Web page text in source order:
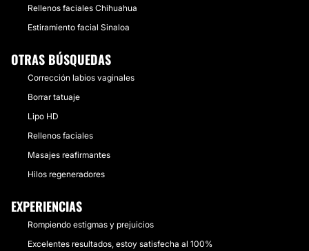
Rellenos faciales Chihuahua
Estiramiento facial Sinaloa
OTRAS BÚSQUEDAS
Corrección labios vaginales
Borrar tatuaje
Lipo HD
Rellenos faciales
Masajes reafirmantes
Hilos regeneradores
EXPERIENCIAS
Rompiendo estigmas y prejuicios
Excelentes resultados, estoy satisfecha al 100%